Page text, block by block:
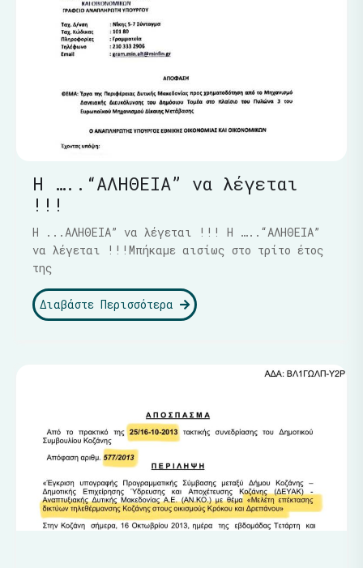
Η …..“ΑΛΗΘΕΙΑ” να λέγεται
!!!
Η ...ΑΛΗΘΕΙΑ” να λέγεται !!! Η …..“ΑΛΗΘΕΙΑ”
να λέγεται !!!Μπήκαμε αισίως στο τρίτο έτος
της
Διαβάστε Περισσότερα